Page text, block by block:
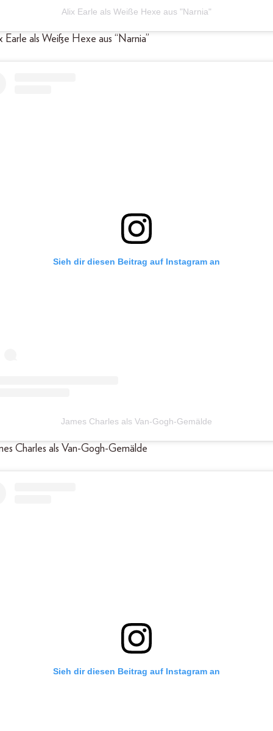
Alix Earle als Weiße Hexe aus "Narnia"
Earle als Weiße Hexe aus “Narnia”
Sieh dir diesen Beitrag auf Instagram an
James Charles als Van-Gogh-Gemälde
Charles als Van-Gogh-Gemälde
Sieh dir diesen Beitrag auf Instagram an